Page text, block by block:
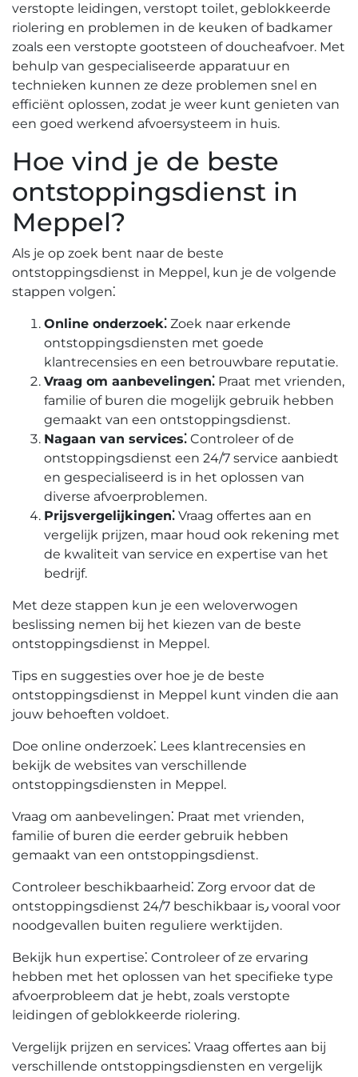
verstopte leidingen, verstopt toilet, geblokkeerde
riolering en problemen in de keuken of badkamer
zoals een verstopte gootsteen of doucheafvoer.​ Met
behulp van gespecialiseerde apparatuur en
technieken kunnen ze deze problemen snel en
efficiënt oplossen, zodat je weer kunt genieten van
een goed werkend afvoersysteem in huis.​
Hoe vind je de beste
ontstoppingsdienst in
Meppel?
Als je op zoek bent naar de beste
ontstoppingsdienst in Meppel, kun je de volgende
stappen volgen⁚
Online onderzoek⁚ Zoek naar erkende
ontstoppingsdiensten met goede
klantrecensies en een betrouwbare reputatie.​
Vraag om aanbevelingen⁚ Praat met vrienden,
familie of buren die mogelijk gebruik hebben
gemaakt van een ontstoppingsdienst.​
Nagaan van services⁚ Controleer of de
ontstoppingsdienst een 24/7 service aanbiedt
en gespecialiseerd is in het oplossen van
diverse afvoerproblemen.
Prijsvergelijkingen⁚ Vraag offertes aan en
vergelijk prijzen, maar houd ook rekening met
de kwaliteit van service en expertise van het
bedrijf.​
Met deze stappen kun je een weloverwogen
beslissing nemen bij het kiezen van de beste
ontstoppingsdienst in Meppel.
Tips en suggesties over hoe je de beste
ontstoppingsdienst in Meppel kunt vinden die aan
jouw behoeften voldoet.​
Doe online onderzoek⁚ Lees klantrecensies en
bekijk de websites van verschillende
ontstoppingsdiensten in Meppel.​
Vraag om aanbevelingen⁚ Praat met vrienden,
familie of buren die eerder gebruik hebben
gemaakt van een ontstoppingsdienst.​
Controleer beschikbaarheid⁚ Zorg ervoor dat de
ontstoppingsdienst 24/7 beschikbaar is٫ vooral voor
noodgevallen buiten reguliere werktijden.
Bekijk hun expertise⁚ Controleer of ze ervaring
hebben met het oplossen van het specifieke type
afvoerprobleem dat je hebt, zoals verstopte
leidingen of geblokkeerde riolering.​
Vergelijk prijzen en services⁚ Vraag offertes aan bij
verschillende ontstoppingsdiensten en vergelijk